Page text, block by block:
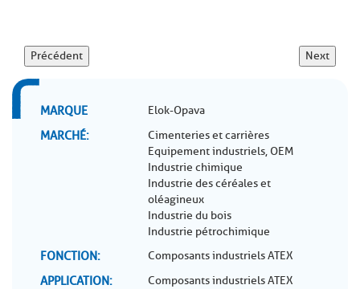
Précédent Next
MARQUE Elok-Opava
MARCHÉ
Cimenteries et carrières
Equipement industriels, OEM
Industrie chimique
Industrie des céréales et
oléagineux
Industrie du bois
Industrie pétrochimique
FONCTION Composants industriels ATEX
APPLICATION Composants industriels ATEX